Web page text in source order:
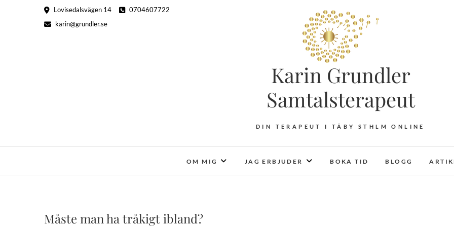
Lovisedalsvägen 14
0704607722
karin@grundler.se
Karin Grundler
Samtalsterapeut
DIN TERAPEUT I TÄBY STHLM ONLINE
OM MIG JAG ERBJUDER BOKA TID BLOGG
Måste man ha tråkigt ibland?